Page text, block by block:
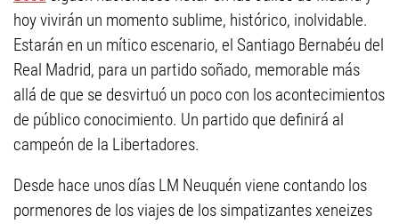
hoy vivirán un momento sublime, histórico, inolvidable.
Estarán en un mítico escenario, el Santiago Bernabéu del
Real Madrid, para un partido soñado, memorable más
allá de que se desvirtuó un poco con los acontecimientos
de público conocimiento. Un partido que definirá al
campeón de la Libertadores.
Desde hace unos días LM Neuquén viene contando los
pormenores de los viajes de los simpatizantes xeneizes